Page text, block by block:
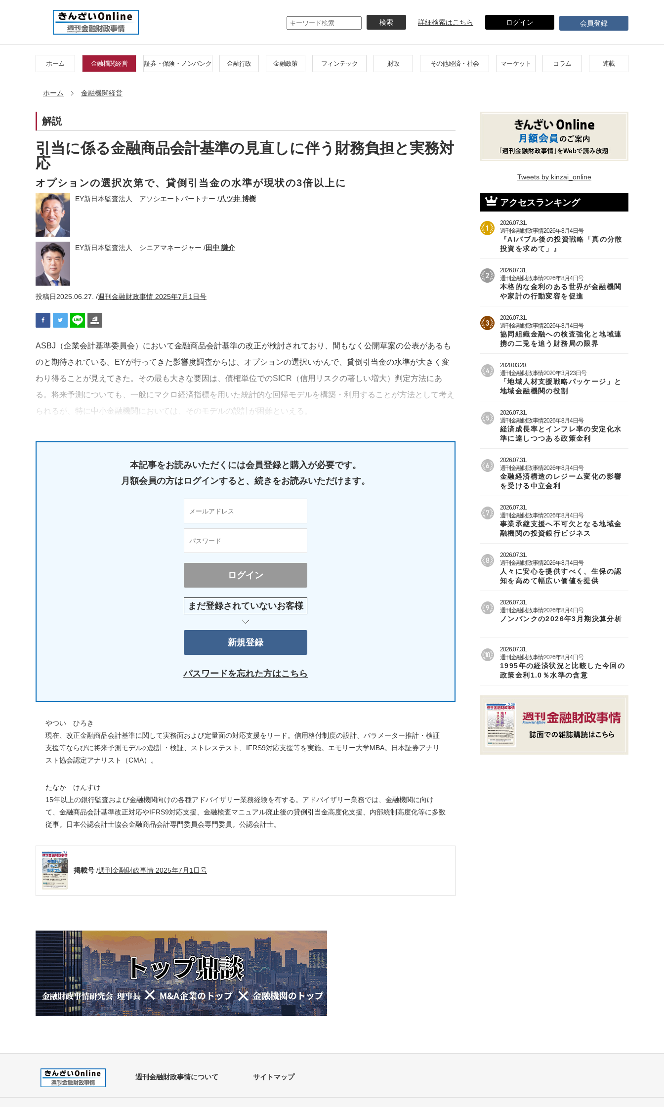
イ
ン
テ
ン
詳細検索はこちら ログイン 会員登録
ホーム 金融機関経営 証券・保険・ノンバンク 金融行政 金融政策 フィンテック 財政 その他経済・社会 マーケット コラム 連載
ホーム 金融機関経営
解説
引当に係る金融商品会計基準の見直しに伴う財務負担と実務対
応
オプションの選択次第で、貸倒引当金の水準が現状の3倍以上に
EY新日本監査法人 アソシエートパートナー /八ツ井 博樹
EY新日本監査法人 シニアマネージャー /田中 謙介
投稿日2025.06.27. /週刊金融財政事情 2025年7月1日号
ASBJ（企業会計基準委員会）において金融商品会計基準の改正が検討されており、間もなく公開草案の公表があるも
のと期待されている。EYが行ってきた影響度調査からは、オプションの選択いかんで、貸倒引当金の水準が大きく変
わり得ることが見えてきた。その最も大きな要因は、債権単位でのSICR（信用リスクの著しい増大）判定方法にあ
る。将来予測についても、一般にマクロ経済指標を用いた統計的な回帰モデルを構築・利用することが方法として考え
られるが、特に中小金融機関においては、そのモデルの設計が困難といえる。
本記事をお読みいただくには会員登録と購入が必要です。
月額会員の方はログインすると、 続きをお読みいただけます。
まだ登録されていないお客様
パスワードを忘れた方はこちら
やつい ひろき
現在、改正金融商品会計基準に関して実務面および定量面の対応支援をリード。信用格付制度の設計、パラメーター推計・検証
支援等ならびに将来予測モデルの設計・検証、ストレステスト、IFRS9対応支援等を実施。エモリー大学MBA。日本証券アナリ
スト協会認定アナリスト（CMA）。
たなか けんすけ
15年以上の銀行監査および金融機関向けの各種アドバイザリー業務経験を有する。アドバイザリー業務では、金融機関に向け
て、金融商品会計基準改正対応やIFRS9対応支援、金融検査マニュアル廃止後の貸倒引当金高度化支援、内部統制高度化等に多数
従事。日本公認会計士協会金融商品会計専門委員会専門委員。公認会計士。
掲載号 /週刊金融財政事情 2025年7月1日号
Tweets by kinzai_online
アクセスランキング
2026.07.31.
週刊金融財政事情2026年8月4日号
『AIバブル後の投資戦略「真の分散
投資を求めて」』
2026.07.31.
週刊金融財政事情2026年8月4日号
本格的な金利のある世界が金融機関
や家計の行動変容を促進
2026.07.31.
週刊金融財政事情2026年8月4日号
協同組織金融への検査強化と地域連
携の二兎を追う財務局の限界
2020.03.20.
週刊金融財政事情2020年3月23日号
「地域人材支援戦略パッケージ」と
地域金融機関の役割
2026.07.31.
週刊金融財政事情2026年8月4日号
経済成長率とインフレ率の安定化水
準に達しつつある政策金利
2026.07.31.
週刊金融財政事情2026年8月4日号
金融経済構造のレジーム変化の影響
を受ける中立金利
2026.07.31.
週刊金融財政事情2026年8月4日号
事業承継支援へ不可欠となる地域金
融機関の投資銀行ビジネス
2026.07.31.
週刊金融財政事情2026年8月4日号
人々に安心を提供すべく、生保の認
知を高めて幅広い価値を提供
2026.07.31.
週刊金融財政事情2026年8月4日号
ノンバンクの2026年3月期決算分析
2026.07.31.
週刊金融財政事情2026年8月4日号
1995年の経済状況と比較した今回の
政策金利1.0％水準の含意
週刊金融財政事情について サイトマップ